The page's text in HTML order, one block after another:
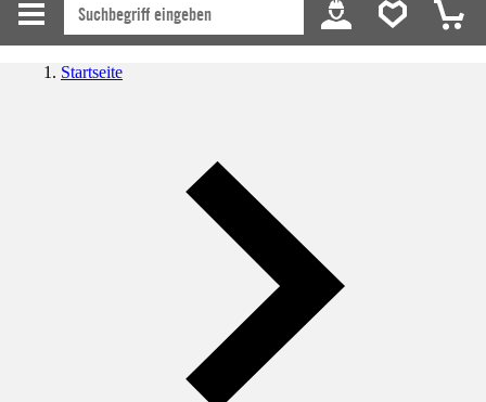
Startseite